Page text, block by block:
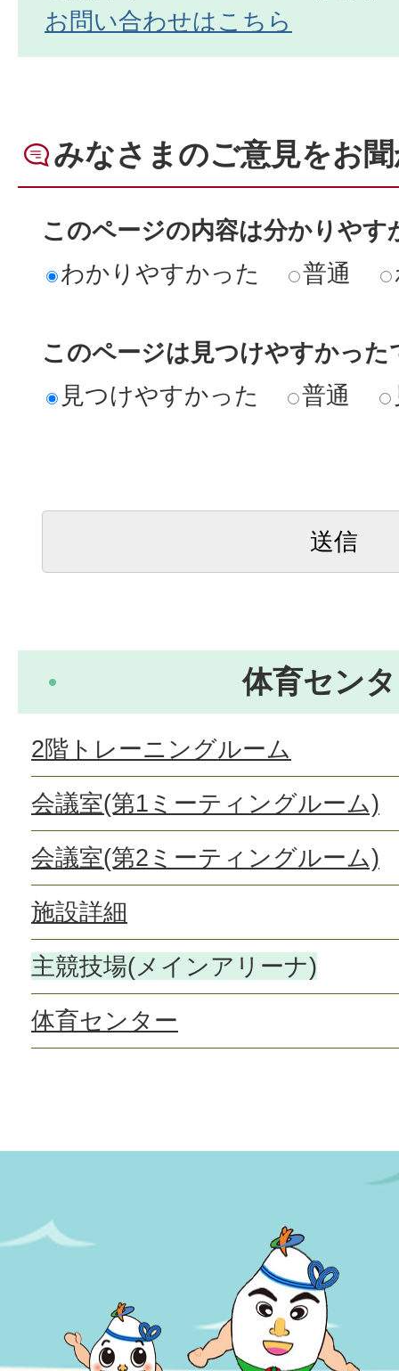
お問い合わせはこちら
みなさまのご意見をお
このページの内容は分かりやす
わかりやすかった
普通
このページは見つけやすかった
見つけやすかった
普通
体育セン
2階トレーニングルーム
会議室(第1ミーティングルーム)
会議室(第2ミーティングルーム)
施設詳細
主競技場(メインアリーナ)
体育センター